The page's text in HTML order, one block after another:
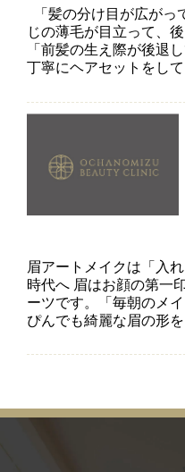
「髪の分け目が広がっ
じの薄毛が目立って、
「前髪の生え際が後退
丁寧にヘアセットをし
眉アートメイクは「入
時代へ 眉はお顔の第一
ーツです。「毎朝のメ
ぴんでも綺麗な眉の形